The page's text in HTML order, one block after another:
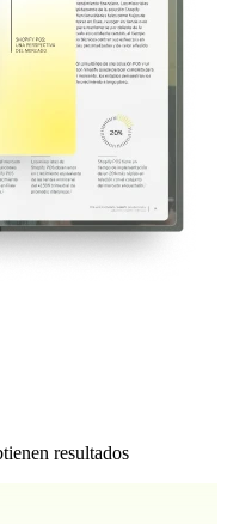
resultados